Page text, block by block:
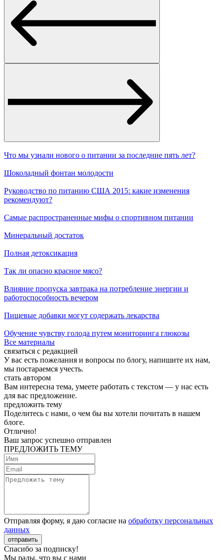
Что мы узнали нового о питании за последние пять лет?
Шоколадный фонтан молодости
Руководство по питанию США 2015: какие изменения
рекомендуют?
Самые распространенные мифы о спортивном питании
Минеральный достаток
Полная детоксикация
Так ли опасно красное мясо?
Влияние пропуска завтрака на потребление энергии и
работоспособность вечером
Пищевые добавки могут содержать лекарства
Обучение чувству голода путем мониторинга глюкозы
Все материалы
связаться с редакцией
У вас есть пожелания и вопросы по блогу, напишите их нам,
мы постараемся учесть.
стать автором
Вам интересна тема, умеете работать с текстом — у нас есть
для вас предложение.
предложить тему
Поделитесь с нами, о чем бы вы хотели почитать в нашем
блоге.
Отлично!
Ваш запрос успешно отправлен
ПРЕДЛОЖИТЬ ТЕМУ
Отправляя форму, я даю согласие на обработку персональных
данных
отправить
Спасибо за подписку!
Мы рады, что вы с нами